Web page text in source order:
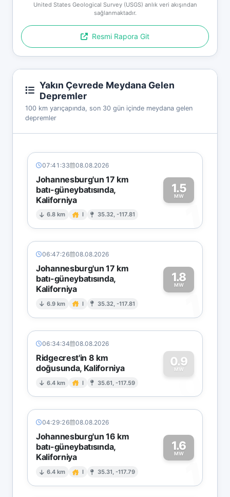
United States Geological Survey (USGS) anlık veri akışından
sağlanmaktadır.
Resmi Rapora Git
Yakın Çevrede Meydana Gelen
Depremler
100 km yarıçapında, son 30 gün içinde meydana gelen
depremler
07:41:33 08.08.2026
Johannesburg'un 17 km
batı-güneybatısında,
Kaliforniya
6.8 km I 35.32, -117.81
1.5
MW
1
06:47:26 08.08.2026
Johannesburg'un 17 km
batı-güneybatısında,
Kaliforniya
6.9 km I 35.32, -117.81
1.8
MW
1
06:34:34 08.08.2026
Ridgecrest'in 8 km
doğusunda, Kaliforniya
6.4 km I 35.61, -117.59
0.9
MW
0
04:29:26 08.08.2026
Johannesburg'un 16 km
batı-güneybatısında,
Kaliforniya
6.4 km I 35.31, -117.79
1.6
MW
1